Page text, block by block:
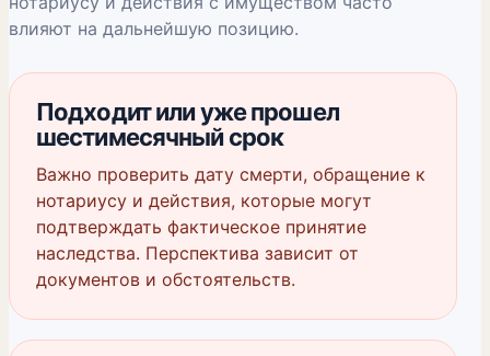
влияют на дальнейшую позицию.
Подходит или уже прошел
шестимесячный срок
Важно проверить дату смерти, обращение к
нотариусу и действия, которые могут
подтверждать фактическое принятие
наследства. Перспектива зависит от
документов и обстоятельств.